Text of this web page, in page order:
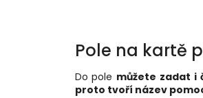
Pole na kartě
Do pole můžete zadat i
proto tvoří název